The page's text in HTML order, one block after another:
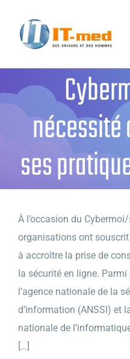
contenu
ses
À l’occasion du
organisations ont
à accroître la prise de
la sécurité en ligne.
l’agence nationale de la
d’information (ANSSI) et
nationale de
[…]